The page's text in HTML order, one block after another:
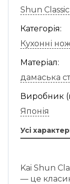
Shun Classic
Категорія:
Кухонні
Матеріал:
дамаська
Виробник
Японія
Усі
Kai Shun
— це